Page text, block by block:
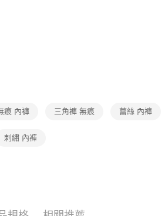
痕 內褲 三角褲 無痕 蕾絲 內褲
刺繡 內褲